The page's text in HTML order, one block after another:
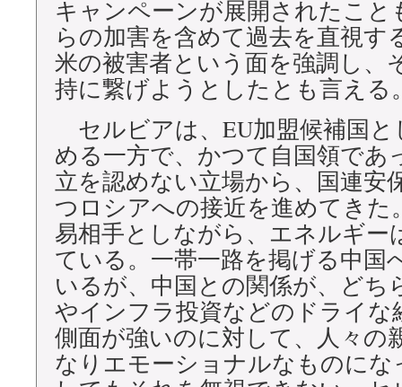
キャンペーンが展開されたこと
らの加害を含めて過去を直視す
米の被害者という面を強調し、
持に繋げようとしたとも言える
セルビアは、EU加盟候補国と
める一方で、かつて自国領であ
立を認めない立場から、国連安
つロシアへの接近を進めてきた
易相手としながら、エネルギー
ている。一帯一路を掲げる中国
いるが、中国との関係が、どち
やインフラ投資などのドライな
側面が強いのに対して、人々の
なりエモーショナルなものにな